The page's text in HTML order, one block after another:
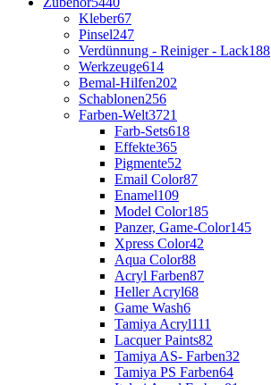
Kleber67
Pinsel247
Verdünnung - Reiniger - Lack188
Werkzeuge614
Bemal-Hilfen202
Schablonen256
Farben-Welt3721
Farb-Sets618
Effekte365
Pigmente52
Email Color87
Enamel109
Model Color185
Panzer, Game-Color145
Xpress Color42
Aqua Color88
Acryl Farben87
Heller Acryl68
Game Wash6
Tamiya Acryl111
Lacquer Paints82
Tamiya AS- Farben32
Tamiya PS Farben64